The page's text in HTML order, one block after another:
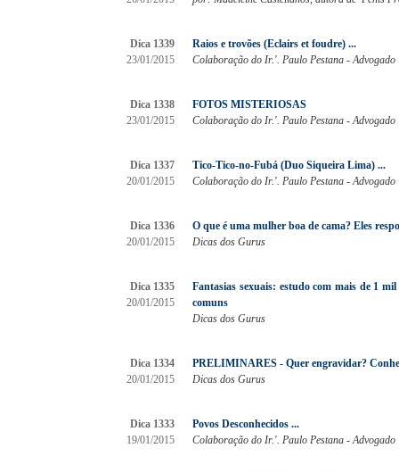
Dica 1339
23/01/2015
Raios e trovões (Eclairs et foudre) ...
Colaboração do Ir.'. Paulo Pestana - Advogado
Dica 1338
23/01/2015
FOTOS MISTERIOSAS
Colaboração do Ir.'. Paulo Pestana - Advogado
Dica 1337
20/01/2015
Tico-Tico-no-Fubá (Duo Siqueira Lima) ...
Colaboração do Ir.'. Paulo Pestana - Advogado
Dica 1336
20/01/2015
O que é uma mulher boa de cama? Eles
Dicas dos Gurus
Dica 1335
20/01/2015
Fantasias sexuais: estudo com mais de 1
comuns
Dicas dos Gurus
Dica 1334
20/01/2015
PRELIMINARES - Quer engravidar?
Dicas dos Gurus
Dica 1333
19/01/2015
Povos Desconhecidos ...
Colaboração do Ir.'. Paulo Pestana - Advogado